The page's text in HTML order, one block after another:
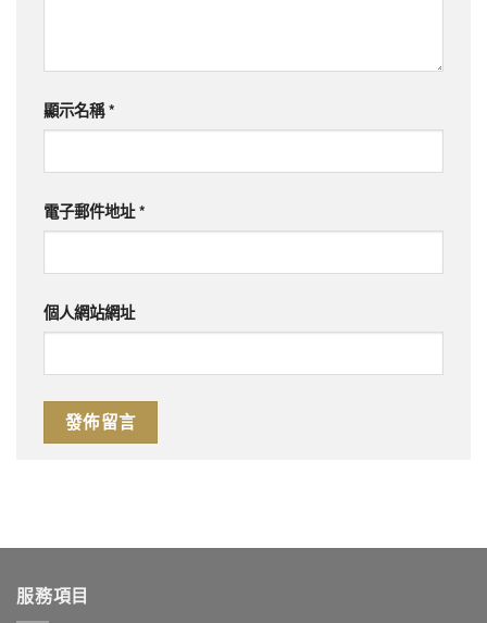
顯示名稱*
電子郵件地址*
個人網站網址
服務項目